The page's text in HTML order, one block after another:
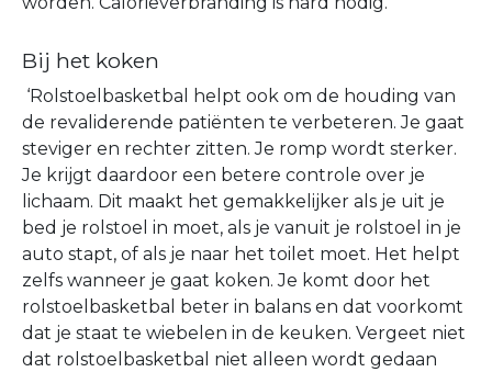
Bij het koken
‘Rolstoelbasketbal helpt ook om de houding van
de revaliderende patiënten te verbeteren. Je gaat
steviger en rechter zitten. Je romp wordt sterker.
Je krijgt daardoor een betere controle over je
lichaam. Dit maakt het gemakkelijker als je uit je
bed je rolstoel in moet, als je vanuit je rolstoel in je
auto stapt, of als je naar het toilet moet. Het helpt
zelfs wanneer je gaat koken. Je komt door het
rolstoelbasketbal beter in balans en dat voorkomt
dat je staat te wiebelen in de keuken. Vergeet niet
dat rolstoelbasketbal niet alleen wordt gedaan